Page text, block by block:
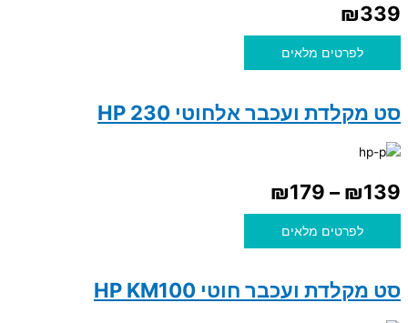
₪339
לפרטים מלאים
סט מקלדת ועכבר אלחוטי HP 230
₪139
–
₪179
לפרטים מלאים
סט מקלדת ועכבר חוטי HP KM100